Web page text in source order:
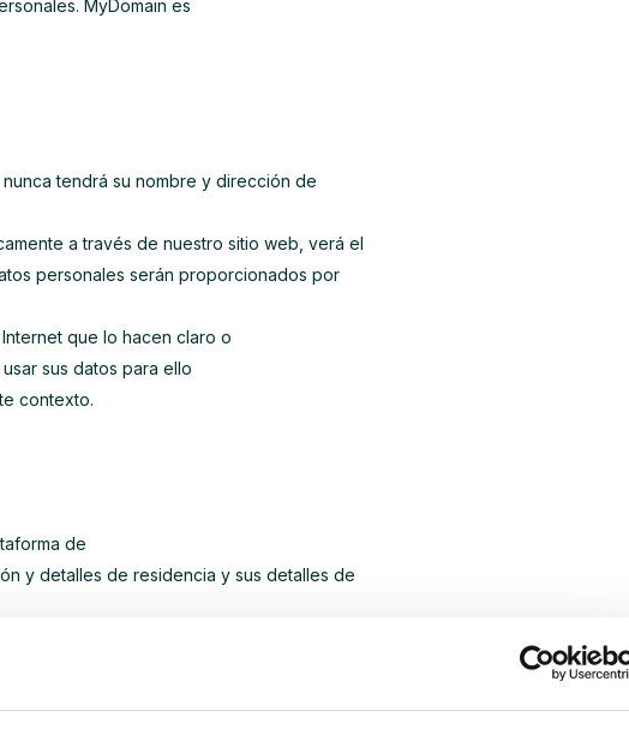
MyDomain es
tendrá su nombre y dirección de
a través de nuestro sitio web, verá el
personales serán proporcionados por
que lo hacen claro o
sus datos para ello
contexto.
de
y detalles de residencia y sus detalles de
técnicas y organizativas
el derecho de enviar sus datos